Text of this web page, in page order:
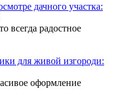
дачного участка:
всегда радостное
для живой изгороди:
оформление